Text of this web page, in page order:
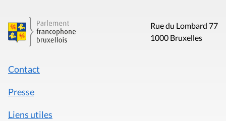
Rue du Lombard 77
1000 Bruxelles
Contact
Presse
Liens utiles